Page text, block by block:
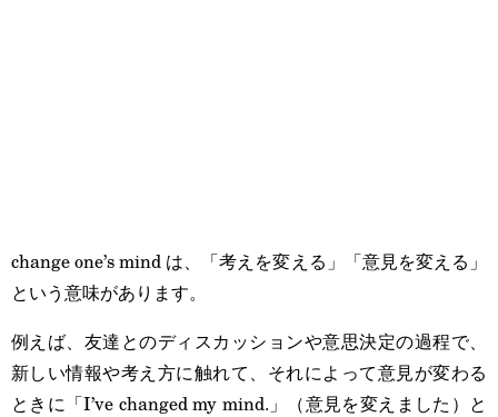
change one’s mind は、「考えを変える」「意見を変える」
という意味があります。
例えば、友達とのディスカッションや意思決定の過程で、
新しい情報や考え方に触れて、それによって意見が変わる
ときに「I’ve changed my mind.」（意見を変えました）と